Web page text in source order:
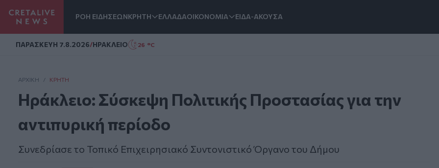
ΡΟΗ ΕΙΔΗΣΕΩΝΚΡΗΤΗ ΕΛΛΑΔΑΟΙΚΟΝΟΜΙΑ ΕΙΔΑ-ΑΚΟΥΣΑ
ΠΑΡΑΣΚΕΥΗ 7.8.2026/ΗΡΑΚΛΕΙΟ 26 °C
ΑΡΧΙΚΗ / ΚΡΉΤΗ
Ηράκλειο: Σύσκεψη Πολιτικής Προστασίας για την
αντιπυρική περίοδο
Συνεδρίασε το Τοπικό Επιχειρησιακό Συντονιστικό Όργανο του Δήμου